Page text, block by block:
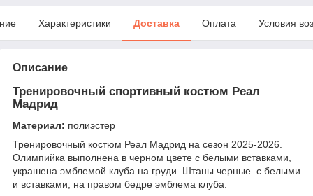
Характеристики Доставка Оплата Условия
Описание
Тренировочный спортивный костюм Реал
Мадрид
Материал: полиэстер
Тренировочный костюм Реал Мадрид на сезон 2025-2026.
Олимпийка выполнена в черном цвете с белыми вставками,
украшена эмблемой клуба на груди. Штаны черные с белыми
и вставками, на правом бедре эмблема клуба.